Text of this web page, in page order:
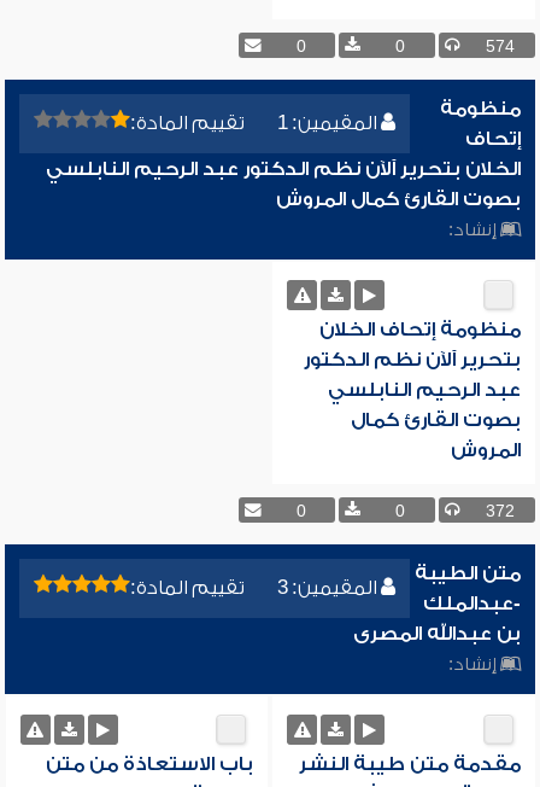
574
0
0
المقيمين: 1 تقييم المادة:
منظومة
إتحاف
الخلان بتحرير آلآن نظم الدكتور عبد الرحيم النابلسي
بصوت القارئ كمال المروش
إنشاد:
منظومة إتحاف الخلان
بتحرير آلآن نظم الدكتور
عبد الرحيم النابلسي
بصوت القارئ كمال
المروش
372
0
0
المقيمين: 3 تقييم المادة:
متن الطيبة
-عبدالملك
بن عبدالله المصرى
إنشاد:
مقدمة متن طيبة النشر
باب الاستعاذة من متن